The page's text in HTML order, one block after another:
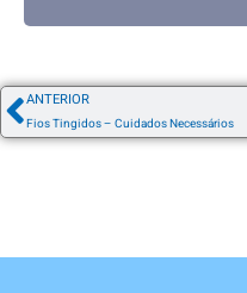
ANTERIOR
Fios Tingidos – Cuidados Necessários